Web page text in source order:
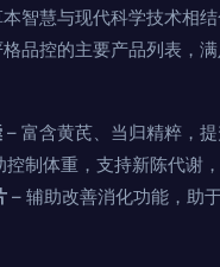
智慧与现代科学技术相
品控的主要产品列表，满
– 富含黄芪、当归精粹，提
控制体重，支持新陈代谢
– 辅助改善消化功能，助